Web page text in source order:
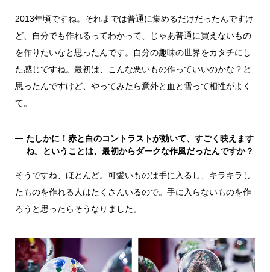
2013年頃ですね。それまでは普通に集めるだけだったんですけ
ど、自分でも作れるってわかって、じゃあ普通に買えないもの
を作りたいなと思ったんです。自分の趣味の世界をカタチにし
た感じですね。最初は、こんな悪いもの作っていいのかな？と
思ったんですけど、やってみたら意外と血と雪って相性がよく
て。
たしかに！赤と白のコントラストが効いて、すごく映えます
ね。ということは、最初からダークな作風だったんですか？
そうですね、ほとんど。可愛いものは手に入るし、キラキラし
たものを作れる人はたくさんいるので。手に入らないものを作
ろうと思ったらそうなりました。